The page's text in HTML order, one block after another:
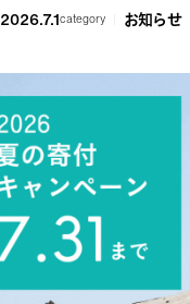
2026.7.1category お知らせ